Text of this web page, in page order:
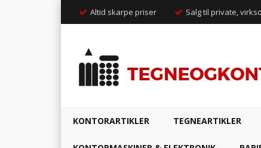
Altid skarpe priser Salg til private,
KONTORARTIKLER TEGNEARTIKLER